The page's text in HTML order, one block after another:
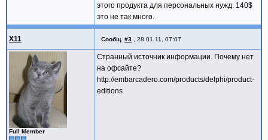
этого продукта для персональных нужд. 140$
это не так много.
X11 Сообщ. #3 28.01.11, 07:07
Full Member
Странный источник информации. Почему нет
на офсайте?
http://embarcadero.com/products/delphi/product-
editions